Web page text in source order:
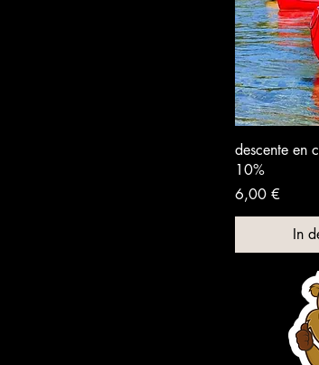
descente en
10%
Preis
6,00 €
In